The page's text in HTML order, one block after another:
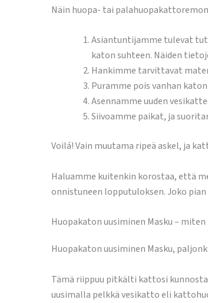
Näin huopa- tai
Asiantuntijamme tulevat
katon suhteen. Näiden
Hankimme tarvittavat
Puramme pois vanhan
Asennamme uuden
Siivoamme paikat, ja
Voilá! Vain muutama ripeä askel, ja
Haluamme kuitenkin korostaa, että
onnistuneen lopputuloksen. Joko
Huopakaton uusiminen Masku –
Huopakaton uusiminen Masku,
Tämä riippuu pitkälti kattosi
uusimalla pelkkä vesikatto eli